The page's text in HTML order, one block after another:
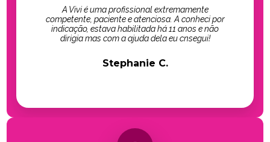
A Vivi é uma profissional extremamente
competente, paciente e atenciosa. A conheci por
indicação, estava habilitada há 11 anos e não
dirigia mas com a ajuda dela eu cnsegui!
Stephanie C.